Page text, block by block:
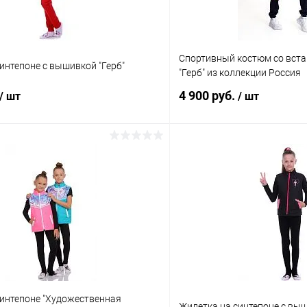
с вышивкой "Герб"
/ шт
Спортивный костюм со
"Герб" из коллекции Россия
4 900 руб. / шт
В
Красный
"Художественная